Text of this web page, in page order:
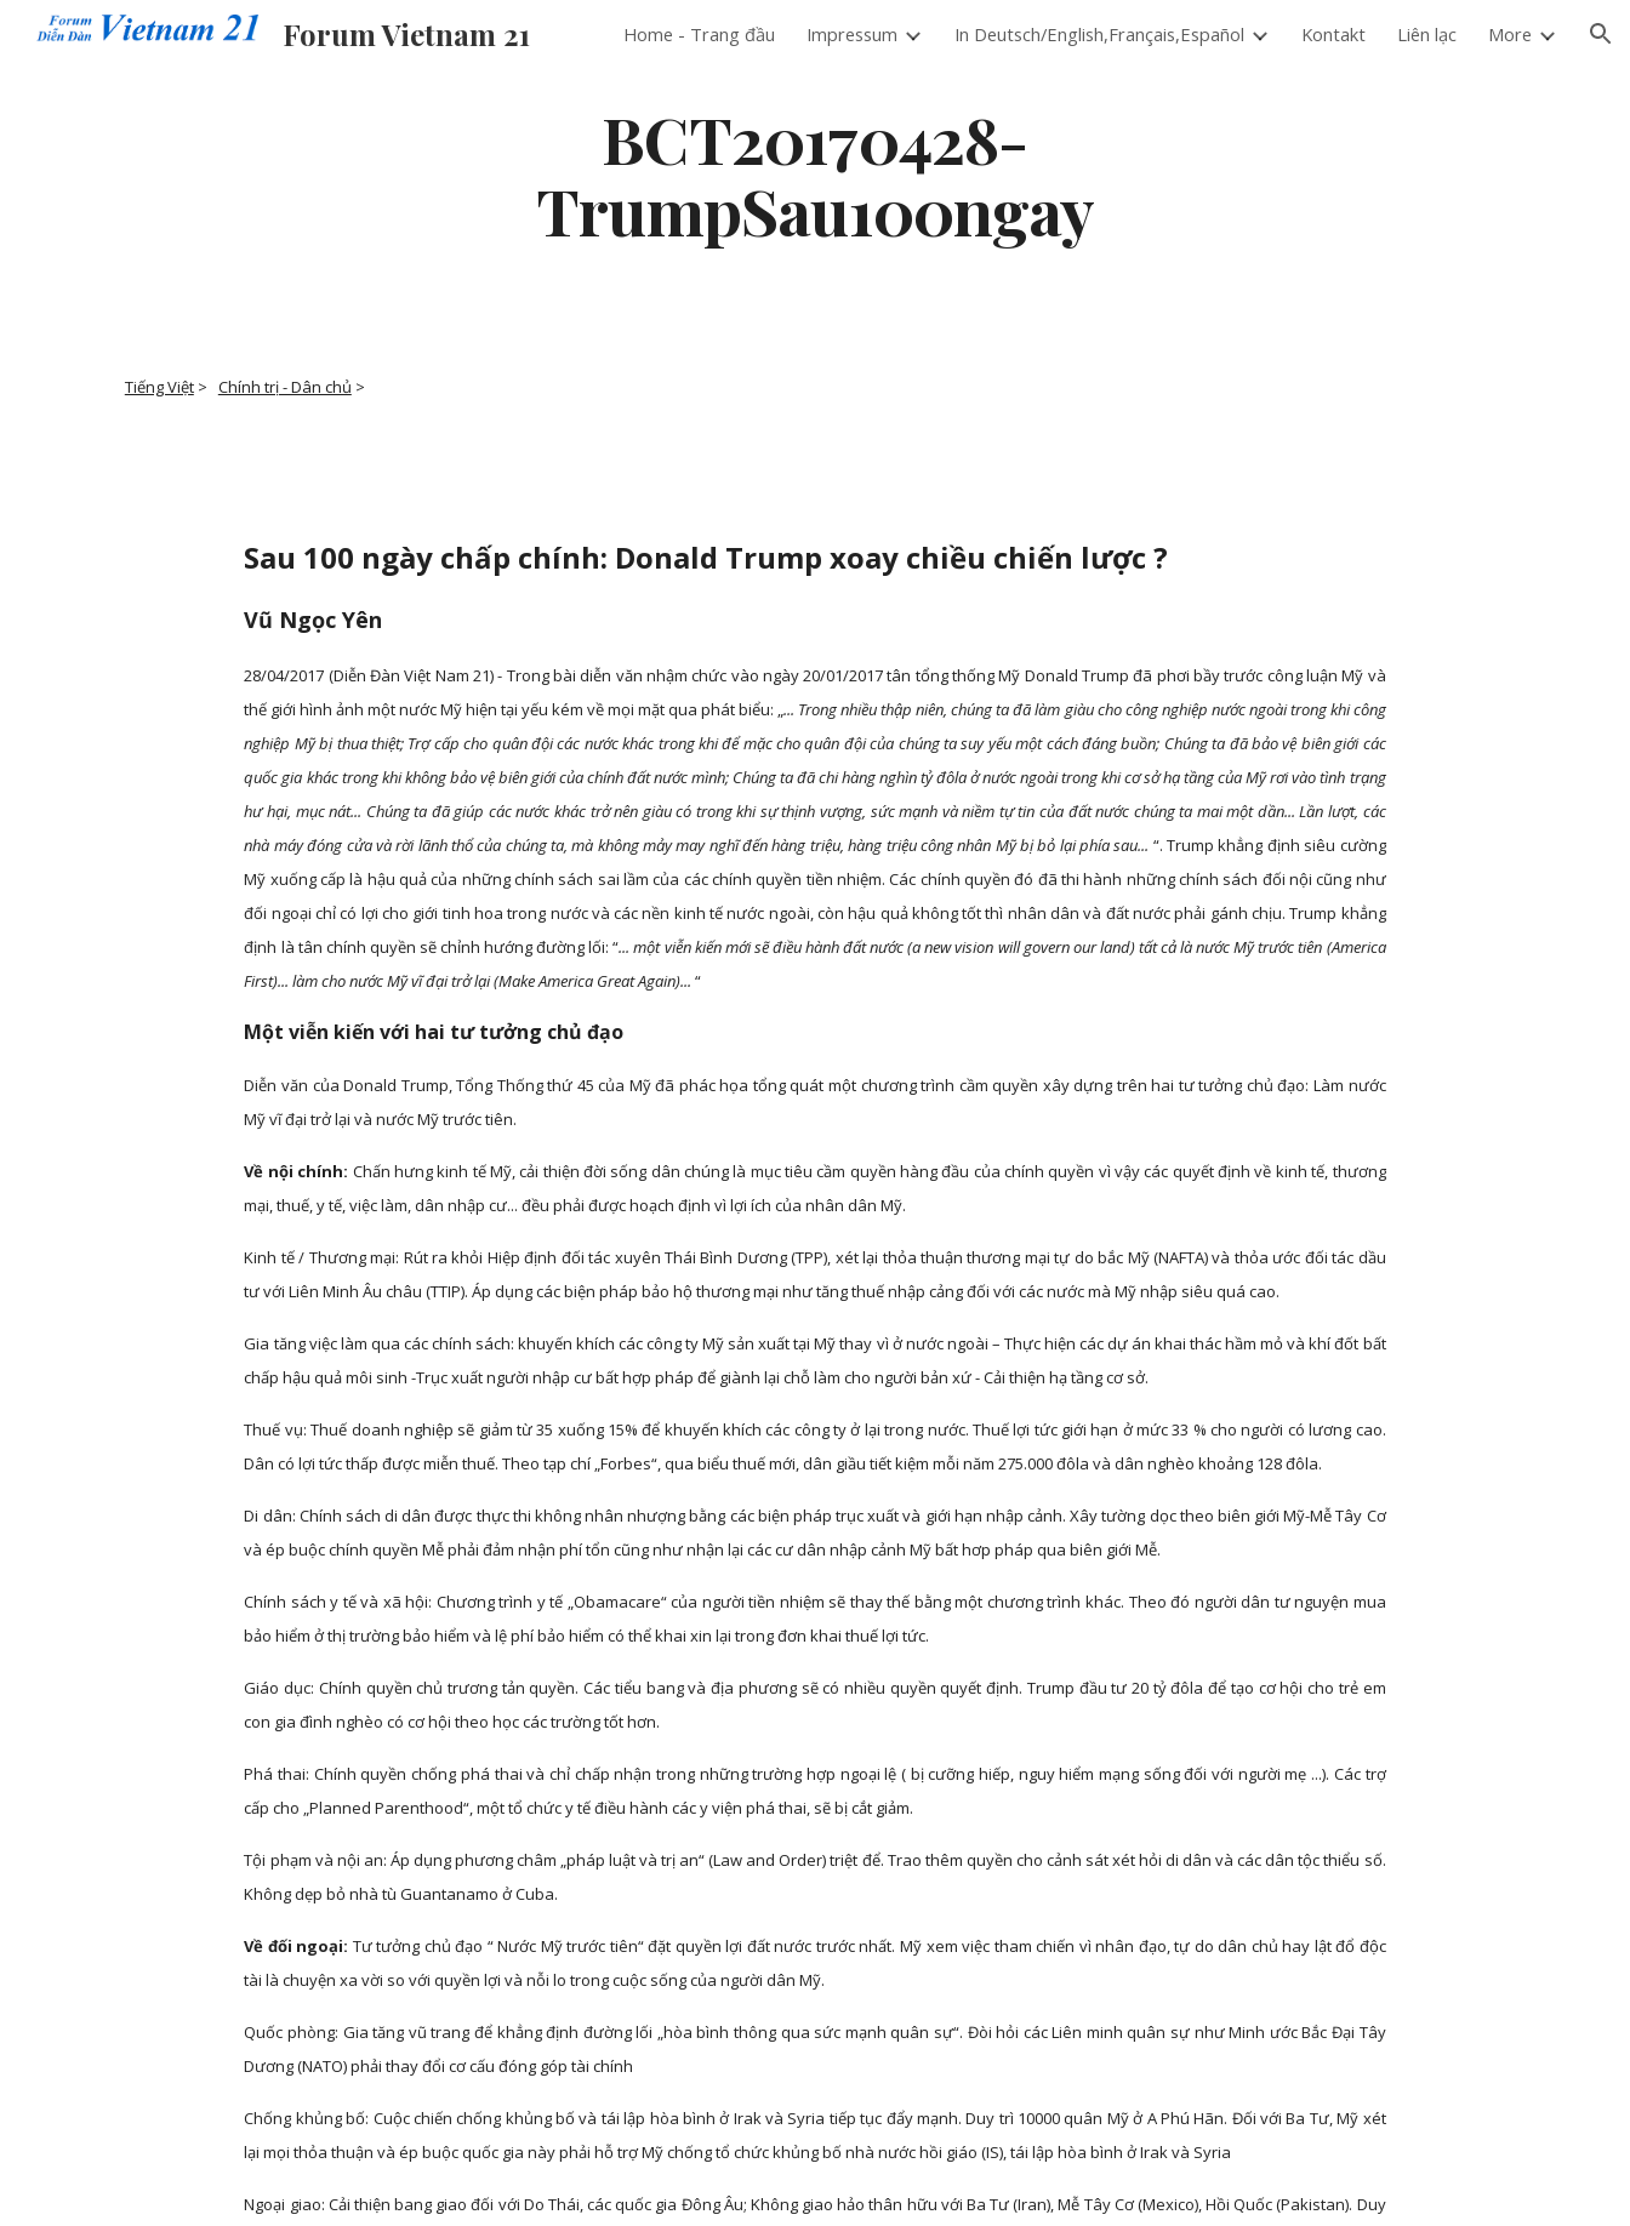
Skip to main content Skip to navigation
Forum Vietnam 21 Home - Trang đầu Impressum In Deutsch/English,Français,Español Kontakt Liên lạc More
BCT20170428-
TrumpSau100ngay
Tiếng Việt‎ > ‎ Chính trị - Dân chủ ‎ > ‎
Sau 100 ngày chấp chính: Donald Trump xoay chiều chiến lược ?
Vũ Ngọc Yên
28/04/2017 (Diễn Đàn Việt Nam 21) - Trong bài diễn văn nhậm chức vào ngày 20/01/2017 tân tổng thống Mỹ Donald Trump đã phơi bầy trước công luận Mỹ và
thế giới hình ảnh một nước Mỹ hiện tại yếu kém về mọi mặt qua phát biểu: „... Trong nhiều thập niên, chúng ta đã làm giàu cho công nghiệp nước ngoài trong khi công
nghiệp Mỹ bị thua thiệt; Trợ cấp cho quân đội các nước khác trong khi để mặc cho quân đội của chúng ta suy yếu một cách đáng buồn; Chúng ta đã bảo vệ biên giới các
quốc gia khác trong khi không bảo vệ biên giới của chính đất nước mình; Chúng ta đã chi hàng nghìn tỷ đôla ở nước ngoài trong khi cơ sở hạ tầng của Mỹ rơi vào tình trạng
hư hại, mục nát... Chúng ta đã giúp các nước khác trở nên giàu có trong khi sự thịnh vượng, sức mạnh và niềm tự tin của đất nước chúng ta mai một dần... Lần lượt, các
nhà máy đóng cửa và rời lãnh thổ của chúng ta, mà không mảy may nghĩ đến hàng triệu, hàng triệu công nhân Mỹ bị bỏ lại phía sau... “. Trump khẳng định siêu cường
Mỹ xuống cấp là hậu quả của những chính sách sai lầm của các chính quyền tiền nhiệm. Các chính quyền đó đã thi hành những chính sách đối nội cũng như
đối ngoại chỉ có lợi cho giới tinh hoa trong nước và các nền kinh tế nước ngoài, còn hậu quả không tốt thì nhân dân và đất nước phải gánh chịu. Trump khẳng
định là tân chính quyền sẽ chỉnh hướng đường lối: “... một viễn kiến mới sẽ điều hành đất nước (a new vision will govern our land) tất cả là nước Mỹ trước tiên (America
First)... làm cho nước Mỹ vĩ đại trở lại (Make America Great Again)... “
Một viễn kiến với hai tư tưởng chủ đạo
Diễn văn của Donald Trump, Tổng Thống thứ 45 của Mỹ đã phác họa tổng quát một chương trình cầm quyền xây dựng trên hai tư tưởng chủ đạo: Làm nước
Mỹ vĩ đại trở lại và nước Mỹ trước tiên.
Về nội chính: Chấn hưng kinh tế Mỹ, cải thiện đời sống dân chúng là mục tiêu cầm quyền hàng đầu của chính quyền vì vậy các quyết định về kinh tế, thương
mại, thuế, y tế, việc làm, dân nhập cư... đều phải được hoạch định vì lợi ích của nhân dân Mỹ.
Kinh tế / Thương mại: Rút ra khỏi Hiệp định đối tác xuyên Thái Bình Dương (TPP), xét lại thỏa thuận thương mại tự do bắc Mỹ (NAFTA) và thỏa ước đối tác dầu
tư với Liên Minh Âu châu (TTIP). Áp dụng các biện pháp bảo hộ thương mại như tăng thuế nhập cảng đối với các nước mà Mỹ nhập siêu quá cao.
Gia tăng việc làm qua các chính sách: khuyến khích các công ty Mỹ sản xuất tại Mỹ thay vì ở nước ngoài – Thực hiện các dự án khai thác hầm mỏ và khí đốt bất
chấp hậu quả môi sinh -Trục xuất người nhập cư bất hợp pháp để giành lại chỗ làm cho người bản xứ - Cải thiện hạ tầng cơ sở.
Thuế vụ: Thuế doanh nghiệp sẽ giảm từ 35 xuống 15% để khuyến khích các công ty ở lại trong nước. Thuế lợi tức giới hạn ở mức 33 % cho người có lương cao.
Dân có lợi tức thấp được miễn thuế. Theo tạp chí „Forbes“, qua biểu thuế mới, dân giầu tiết kiệm mỗi năm 275.000 đôla và dân nghèo khoảng 128 đôla.
Di dân: Chính sách di dân được thực thi không nhân nhượng bằng các biện pháp trục xuất và giới hạn nhập cảnh. Xây tường dọc theo biên giới Mỹ-Mễ Tây Cơ
và ép buộc chính quyền Mễ phải đảm nhận phí tổn cũng như nhận lại các cư dân nhập cảnh Mỹ bất hơp pháp qua biên giới Mễ.
Chính sách y tế và xã hội: Chương trình y tế „Obamacare“ của người tiền nhiệm sẽ thay thế bằng một chương trình khác. Theo đó người dân tư nguyện mua
bảo hiểm ở thị trường bảo hiểm và lệ phí bảo hiểm có thể khai xin lại trong đơn khai thuế lợi tức.
Giáo dục: Chính quyền chủ trương tản quyền. Các tiểu bang và địa phương sẽ có nhiều quyền quyết định. Trump đầu tư 20 tỷ đôla để tạo cơ hội cho trẻ em
con gia đình nghèo có cơ hội theo học các trường tốt hơn.
Phá thai: Chính quyền chống phá thai và chỉ chấp nhận trong những trường hợp ngoại lệ ( bị cưỡng hiếp, nguy hiểm mạng sống đối với người mẹ ...). Các trợ
cấp cho „Planned Parenthood“, một tổ chức y tế điều hành các y viện phá thai, sẽ bị cắt giảm.
Tội phạm và nội an: Áp dụng phương châm „pháp luật và trị an“ (Law and Order) triệt để. Trao thêm quyền cho cảnh sát xét hỏi di dân và các dân tộc thiểu số.
Không dẹp bỏ nhà tù Guantanamo ở Cuba.
Về đối ngoại: Tư tưởng chủ đạo “ Nước Mỹ trước tiên“ đặt quyền lợi đất nước trước nhất. Mỹ xem việc tham chiến vì nhân đạo, tự do dân chủ hay lật đổ độc
tài là chuyện xa vời so với quyền lợi và nỗi lo trong cuộc sống của người dân Mỹ.
Quốc phòng: Gia tăng vũ trang để khẳng định đường lối „hòa bình thông qua sức mạnh quân sự“. Đòi hỏi các Liên minh quân sự như Minh ước Bắc Đại Tây
Dương (NATO) phải thay đổi cơ cấu đóng góp tài chính
Chống khủng bố: Cuộc chiến chống khủng bố và tái lập hòa bình ở Irak và Syria tiếp tục đẩy mạnh. Duy trì 10000 quân Mỹ ở A Phú Hãn. Đối với Ba Tư, Mỹ xét
lại mọi thỏa thuận và ép buộc quốc gia này phải hỗ trợ Mỹ chống tổ chức khủng bố nhà nước hồi giáo (IS), tái lập hòa bình ở Irak và Syria
Ngoại giao: Cải thiện bang giao đối với Do Thái, các quốc gia Đông Âu; Không giao hảo thân hữu với Ba Tư (Iran), Mễ Tây Cơ (Mexico), Hồi Quốc (Pakistan). Duy